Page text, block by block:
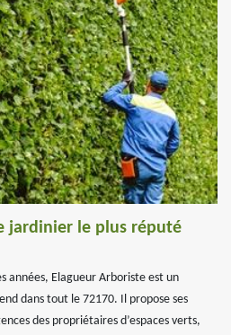
jardinier le plus réputé
années, Elagueur Arboriste est un
dans tout le 72170. Il propose ses
des propriétaires d’espaces verts,